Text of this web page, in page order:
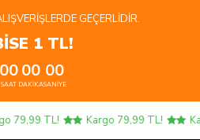
GEÇERLIDIR.
1 TL!
SAAT
00
DAKIKA
00
SANIYE
79,99 TL! Kargo 79,99 TL!